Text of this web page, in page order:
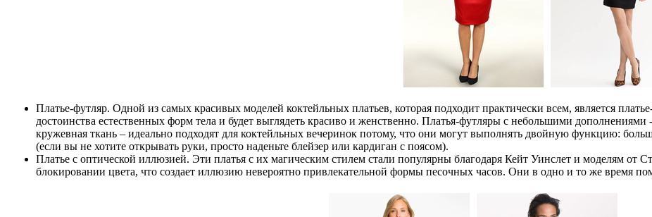
Платье-футляр. Одной из самых красивых моделей коктейльных платьев, которая подходит практически всем, является
достоинства естественных форм тела и будет выглядеть красиво и женственно. Платья-футляры с небольшими
кружевная ткань – идеально подходят для коктейльных вечеринок потому, что они могут выполнять двойную функцию:
(если вы не хотите открывать руки, просто наденьте блейзер или кардиган с поясом).
Платье с оптической иллюзией. Эти платья с их магическим стилем стали популярны благодаря Кейт Уинслет и моделям от
блокировании цвета, что создает иллюзию невероятно привлекательной формы песочных часов. Они в одно и то же время